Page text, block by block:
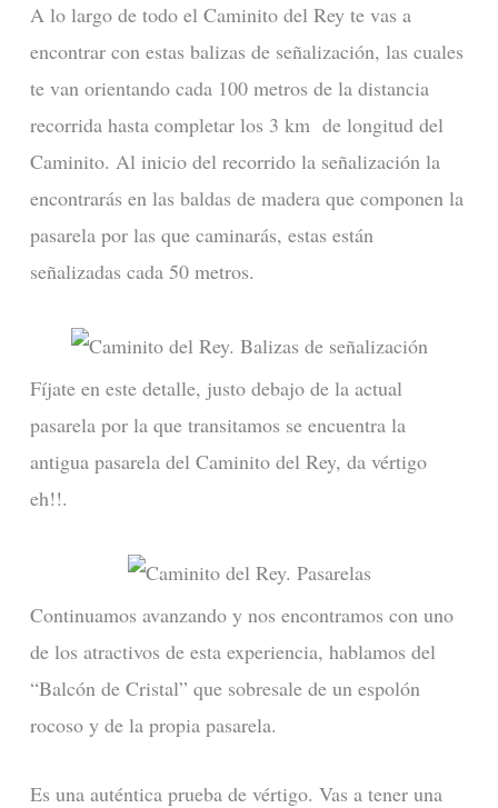
A lo largo de todo el Caminito del Rey te vas a
encontrar con estas balizas de señalización, las cuales
te van orientando cada 100 metros de la distancia
recorrida hasta completar los 3 km de longitud del
Caminito. Al inicio del recorrido la señalización la
encontrarás en las baldas de madera que componen la
pasarela por las que caminarás, estas están
señalizadas cada 50 metros.
Fíjate en este detalle, justo debajo de la actual
pasarela por la que transitamos se encuentra la
antigua pasarela del Caminito del Rey, da vértigo
eh!!.
Continuamos avanzando y nos encontramos con uno
de los atractivos de esta experiencia, hablamos del
“Balcón de Cristal” que sobresale de un espolón
rocoso y de la propia pasarela.
Es una auténtica prueba de vértigo. Vas a tener una